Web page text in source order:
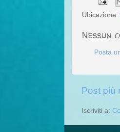
Ubicazione:
Nessun
Posta
Post più
Iscriviti a: